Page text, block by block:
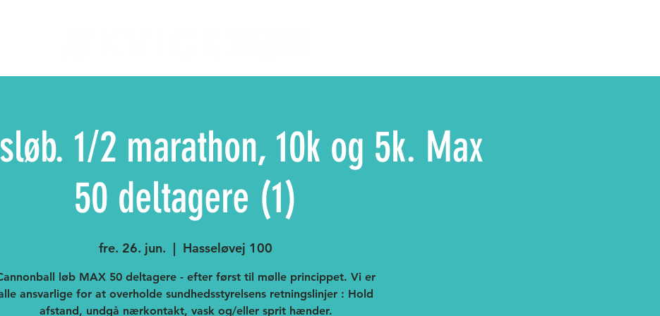
1/2 marathon, 10k og 5k. Max
50 deltagere (1)
fre. 26. jun.
  |
Hasseløvej 100
løb MAX 50 deltagere - efter først til mølle princippet. Vi er
ansvarlige for at overholde sundhedsstyrelsens retningslinjer : Hold
afstand, undgå nærkontakt, vask og/eller sprit hænder.